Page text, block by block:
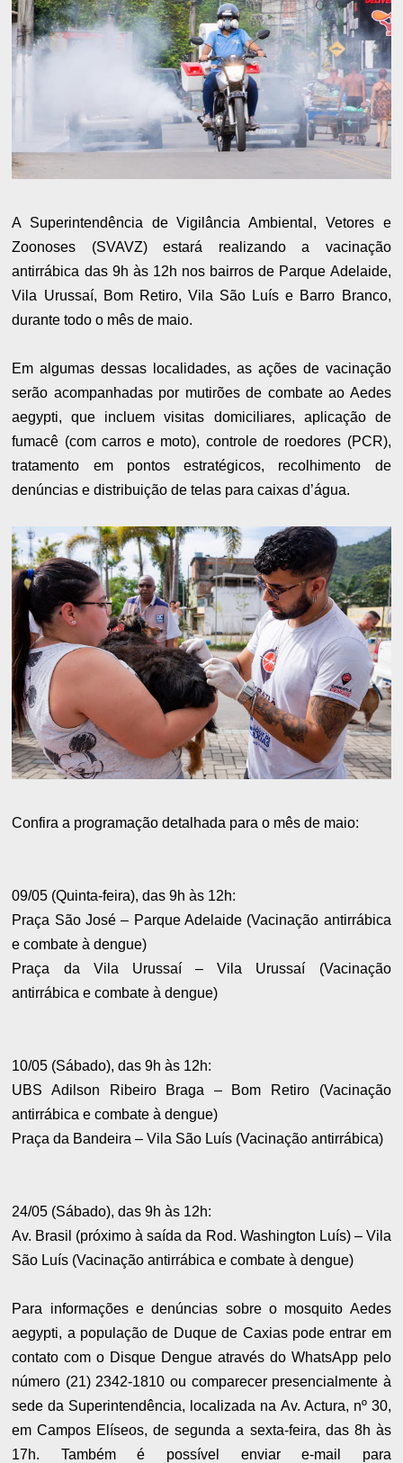
A Superintendência de Vigilância Ambiental, Vetores e
Zoonoses (SVAVZ) estará realizando a vacinação
antirrábica das 9h às 12h nos bairros de Parque Adelaide,
Vila Urussaí, Bom Retiro, Vila São Luís e Barro Branco,
durante todo o mês de maio.
Em algumas dessas localidades, as ações de vacinação
serão acompanhadas por mutirões de combate ao Aedes
aegypti, que incluem visitas domiciliares, aplicação de
fumacê (com carros e moto), controle de roedores (PCR),
tratamento em pontos estratégicos, recolhimento de
denúncias e distribuição de telas para caixas d’água.
Confira a programação detalhada para o mês de maio:
09/05 (Quinta-feira), das 9h às 12h:
Praça São José – Parque Adelaide (Vacinação antirrábica
e combate à dengue)
Praça da Vila Urussaí – Vila Urussaí (Vacinação
antirrábica e combate à dengue)
10/05 (Sábado), das 9h às 12h:
UBS Adilson Ribeiro Braga – Bom Retiro (Vacinação
antirrábica e combate à dengue)
Praça da Bandeira – Vila São Luís (Vacinação antirrábica)
24/05 (Sábado), das 9h às 12h:
Av. Brasil (próximo à saída da Rod. Washington Luís) – Vila
São Luís (Vacinação antirrábica e combate à dengue)
Para informações e denúncias sobre o mosquito Aedes
aegypti, a população de Duque de Caxias pode entrar em
contato com o Disque Dengue através do WhatsApp pelo
número (21) 2342-1810 ou comparecer presencialmente à
sede da Superintendência, localizada na Av. Actura, nº 30,
em Campos Elíseos, de segunda a sexta-feira, das 8h às
17h. Também é possível enviar e-mail para